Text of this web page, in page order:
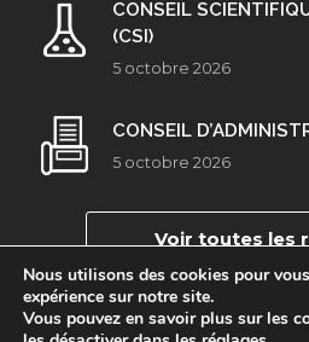
CONSEIL
(CSI)
5 octobre 2026
CONSEIL
5 octobre 2026
Voir toutes les
Nous utilisons des cookies pour
expérience sur notre site.
Vous pouvez en savoir plus sur les